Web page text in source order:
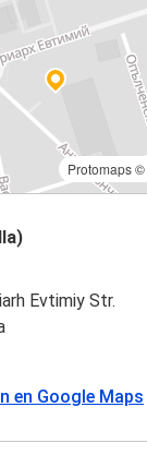
Protomaps©
Evtimiy Str.
en Google Maps